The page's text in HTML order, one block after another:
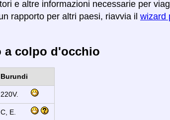
e altre informazioni necessarie per
rapporto per altri paesi, riavvia il wizard
a colpo d'occhio
Burundi
220V.
C, E.